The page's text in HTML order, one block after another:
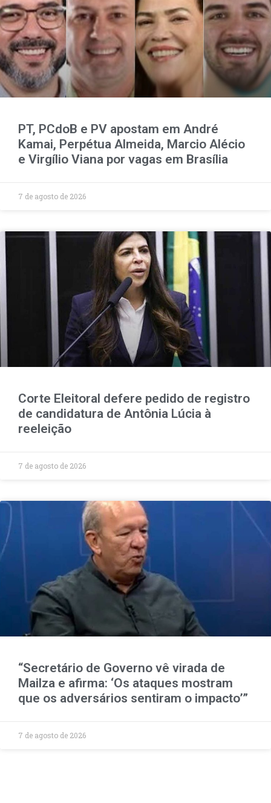
PT, PCdoB e PV apostam em André
Kamai, Perpétua Almeida, Marcio Alécio
e Virgílio Viana por vagas em Brasília
7 de agosto de 2026
Corte Eleitoral defere pedido de registro
de candidatura de Antônia Lúcia à
reeleição
7 de agosto de 2026
“Secretário de Governo vê virada de
Mailza e afirma: ‘Os ataques mostram
que os adversários sentiram o impacto’”
7 de agosto de 2026